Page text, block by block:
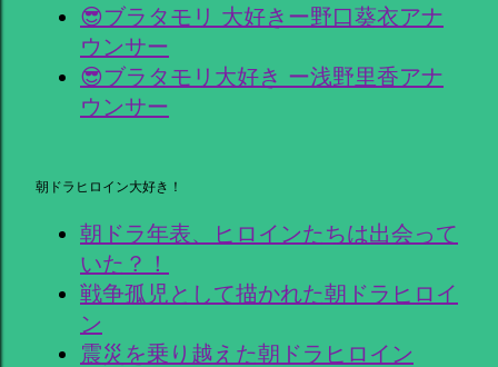
😎ブラタモリ 大好きー野口葵衣アナ
ウンサー
😎ブラタモリ大好き ー浅野里香アナ
ウンサー
朝ドラヒロイン大好き！
朝ドラ年表、ヒロインたちは出会って
いた？！
戦争孤児として描かれた朝ドラヒロイ
ン
震災を乗り越えた朝ドラヒロイン